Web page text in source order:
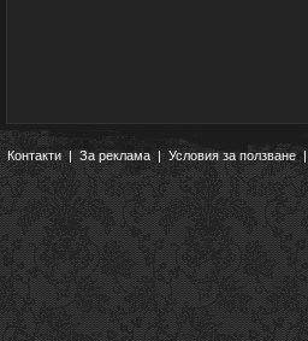
Контакти|За реклама | Условия за ползване |